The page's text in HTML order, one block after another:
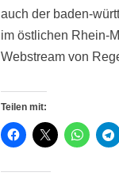
auch der baden-
im östlichen Rhein-
Webstream von
Teilen mit: